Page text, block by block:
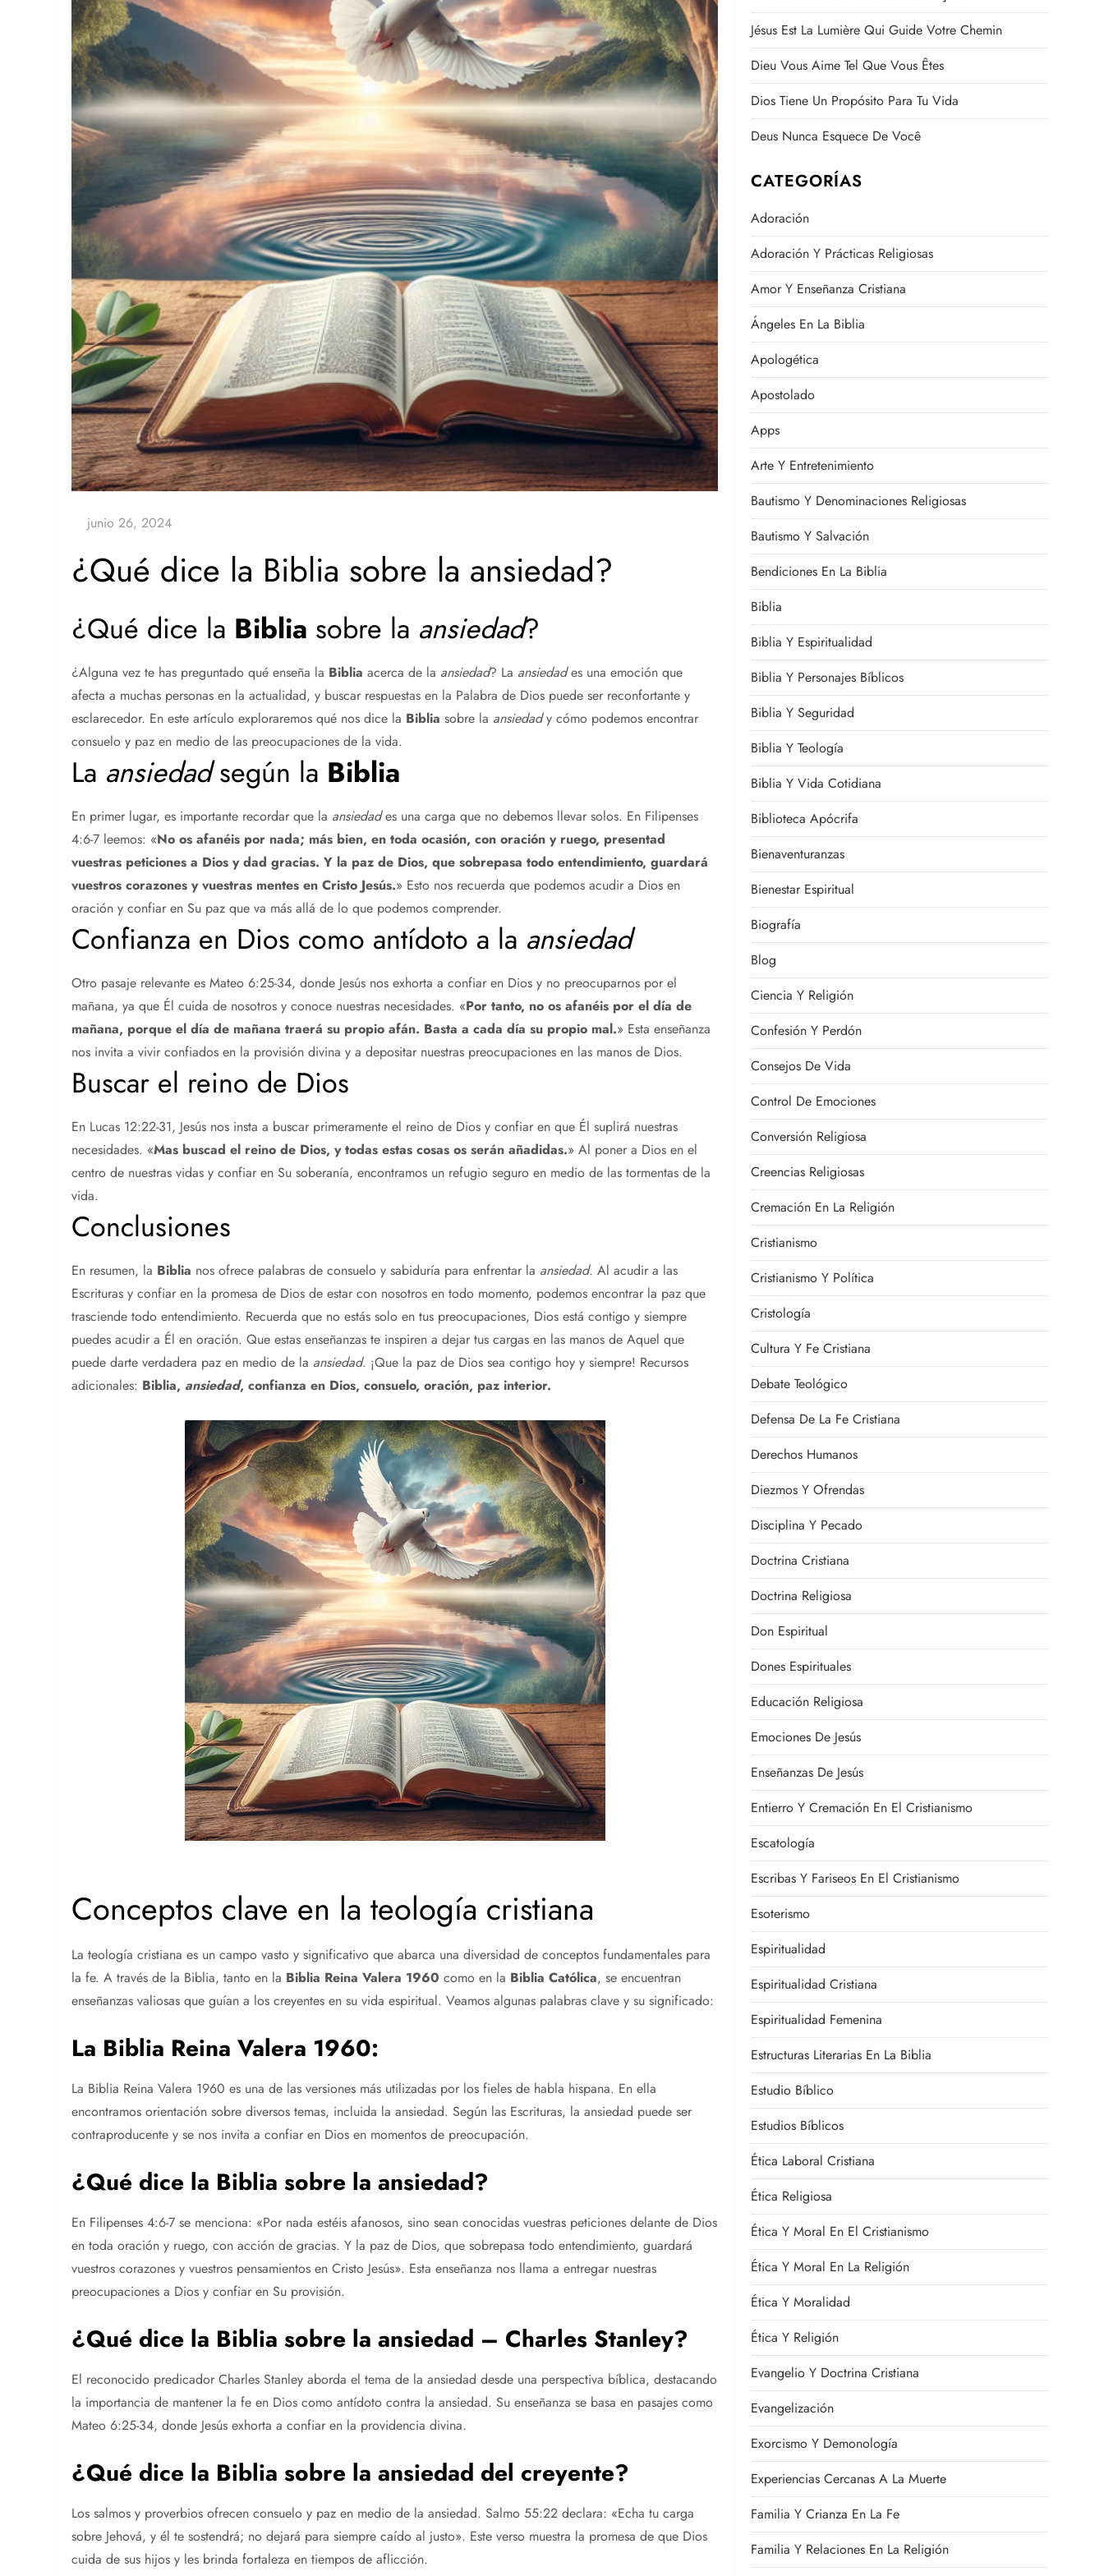
¿Qué dice la Biblia sobre la ansiedad?
¿Qué dice la Biblia sobre la ansiedad?
¿Alguna vez te has preguntado qué enseña la Biblia acerca de la ansiedad? La ansiedades una emoción que
afecta a muchas personas en la actualidad, y buscar respuestas en la Palabra de Dios puede ser reconfortante y
esclarecedor. En este artículo exploraremos qué nos dice la Biblia sobre la ansiedady cómo podemos encontrar
consuelo y paz en medio de las preocupaciones de la vida.
La ansiedadsegún la Biblia
En primer lugar, es importante recordar que la ansiedades una carga que no debemos llevar solos. En Filipenses
4:6-7 leemos: «No os afanéis por nada; más bien, en toda ocasión, con oración y ruego, presentad
vuestras peticiones a Dios y dad gracias. Y la paz de Dios, que sobrepasa todo entendimiento, guardará
vuestros corazones y vuestras mentes en Cristo Jesús.» Esto nos recuerda que podemos acudir a Dios en
oración y confiar en Su paz que va más allá de lo que podemos comprender.
Confianza en Dios como antídoto a la ansiedad
Otro pasaje relevante es Mateo 6:25-34, donde Jesús nos exhorta a confiar en Dios y no preocuparnos por el
mañana, ya que Él cuida de nosotros y conoce nuestras necesidades. «Por tanto, no os afanéis por el día de
mañana, porque el día de mañana traerá su propio afán. Basta a cada día su propio mal.» Esta enseñanza
nos invita a vivir confiados en la provisión divina y a depositar nuestras preocupaciones en las manos de Dios.
Buscar el reino de Dios
En Lucas 12:22-31, Jesús nos insta a buscar primeramente el reino de Dios y confiar en que Él suplirá nuestras
necesidades. «Mas buscad el reino de Dios, y todas estas cosas os serán añadidas.» Al poner a Dios en el
centro de nuestras vidas y confiar en Su soberanía, encontramos un refugio seguro en medio de las tormentas de la
vida.
Conclusiones
En resumen, la Biblia nos ofrece palabras de consuelo y sabiduría para enfrentar la ansiedad. Al acudir a las
Escrituras y confiar en la promesa de Dios de estar con nosotros en todo momento, podemos encontrar la paz que
trasciende todo entendimiento. Recuerda que no estás solo en tus preocupaciones, Dios está contigo y siempre
puedes acudir a Él en oración. Que estas enseñanzas te inspiren a dejar tus cargas en las manos de Aquel que
puede darte verdadera paz en medio de la ansiedad. ¡Que la paz de Dios sea contigo hoy y siempre! Recursos
adicionales: Biblia, ansiedad, confianza en Dios, consuelo, oración, paz interior.
Conceptos clave en la teología cristiana
La teología cristiana es un campo vasto y significativo que abarca una diversidad de conceptos fundamentales para
la fe. A través de la Biblia, tanto en la Biblia Reina Valera 1960 como en la Biblia Católica, se encuentran
enseñanzas valiosas que guían a los creyentes en su vida espiritual. Veamos algunas palabras clave y su significado:
La Biblia Reina Valera 1960:
La Biblia Reina Valera 1960 es una de las versiones más utilizadas por los fieles de habla hispana. En ella
encontramos orientación sobre diversos temas, incluida la ansiedad. Según las Escrituras, la ansiedad puede ser
contraproducente y se nos invita a confiar en Dios en momentos de preocupación.
¿Qué dice la Biblia sobre la ansiedad?
En Filipenses 4:6-7 se menciona: «Por nada estéis afanosos, sino sean conocidas vuestras peticiones delante de Dios
en toda oración y ruego, con acción de gracias. Y la paz de Dios, que sobrepasa todo entendimiento, guardará
vuestros corazones y vuestros pensamientos en Cristo Jesús». Esta enseñanza nos llama a entregar nuestras
preocupaciones a Dios y confiar en Su provisión.
¿Qué dice la Biblia sobre la ansiedad – Charles Stanley?
El reconocido predicador Charles Stanley aborda el tema de la ansiedad desde una perspectiva bíblica, destacando
la importancia de mantener la fe en Dios como antídoto contra la ansiedad. Su enseñanza se basa en pasajes como
Mateo 6:25-34, donde Jesús exhorta a confiar en la providencia divina.
¿Qué dice la Biblia sobre la ansiedad del creyente?
Los salmos y proverbios ofrecen consuelo y paz en medio de la ansiedad. Salmo 55:22 declara: «Echa tu carga
sobre Jehová, y él te sostendrá; no dejará para siempre caído al justo». Este verso muestra la promesa de que Dios
cuida de sus hijos y les brinda fortaleza en tiempos de aflicción.
Jésus Est La Lumière Qui Guide Votre Chemin
Dieu Vous Aime Tel Que Vous Êtes
Dios Tiene Un Propósito Para Tu Vida
Deus Nunca Esquece De Você
CATEGORÍAS
Adoración
Adoración Y Prácticas Religiosas
Amor Y Enseñanza Cristiana
Ángeles En La Biblia
Apologética
Apostolado
Apps
Arte Y Entretenimiento
Bautismo Y Denominaciones Religiosas
Bautismo Y Salvación
Bendiciones En La Biblia
Biblia
Biblia Y Espiritualidad
Biblia Y Personajes Bíblicos
Biblia Y Seguridad
Biblia Y Teología
Biblia Y Vida Cotidiana
Biblioteca Apócrifa
Bienaventuranzas
Bienestar Espiritual
Biografía
Blog
Ciencia Y Religión
Confesión Y Perdón
Consejos De Vida
Control De Emociones
Conversión Religiosa
Creencias Religiosas
Cremación En La Religión
Cristianismo
Cristianismo Y Política
Cristología
Cultura Y Fe Cristiana
Debate Teológico
Defensa De La Fe Cristiana
Derechos Humanos
Diezmos Y Ofrendas
Disciplina Y Pecado
Doctrina Cristiana
Doctrina Religiosa
Don Espiritual
Dones Espirituales
Educación Religiosa
Emociones De Jesús
Enseñanzas De Jesús
Entierro Y Cremación En El Cristianismo
Escatología
Escribas Y Fariseos En El Cristianismo
Esoterismo
Espiritualidad
Espiritualidad Cristiana
Espiritualidad Femenina
Estructuras Literarias En La Biblia
Estudio Bíblico
Estudios Bíblicos
Ética Laboral Cristiana
Ética Religiosa
Ética Y Moral En El Cristianismo
Ética Y Moral En La Religión
Ética Y Moralidad
Ética Y Religión
Evangelio Y Doctrina Cristiana
Evangelización
Exorcismo Y Demonología
Experiencias Cercanas A La Muerte
Familia Y Crianza En La Fe
Familia Y Relaciones En La Religión